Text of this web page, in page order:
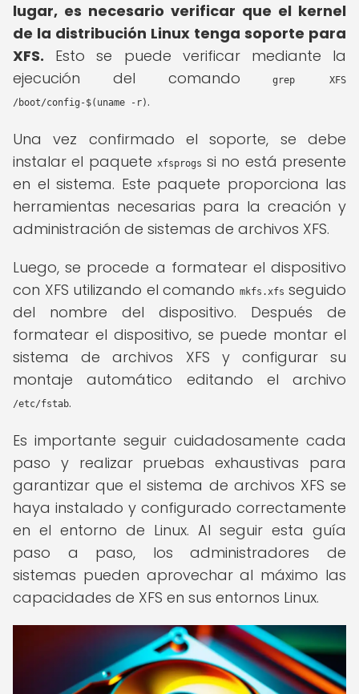
lugar, es necesario verificar que el kernel
de la distribución Linux tenga soporte para
XFS. Esto se puede verificar mediante la
ejecución del comandogrep XFS
/boot/config-$(uname -r) .
Una vez confirmado el soporte, se debe
instalar el paquete xfsprogs si no está presente
en el sistema. Este paquete proporciona las
herramientas necesarias para la creación y
administración de sistemas de archivos XFS.
Luego, se procede a formatear el dispositivo
con XFS utilizando el comando mkfs.xfs seguido
del nombre del dispositivo. Después de
formatear el dispositivo, se puede montar el
sistema de archivos XFS y configurar su
montaje automático editando el archivo
/etc/fstab.
Es importante seguir cuidadosamente cada
paso y realizar pruebas exhaustivas para
garantizar que el sistema de archivos XFS se
haya instalado y configurado correctamente
en el entorno de Linux. Al seguir esta guía
paso a paso, los administradores de
sistemas pueden aprovechar al máximo las
capacidades de XFS en sus entornos Linux.